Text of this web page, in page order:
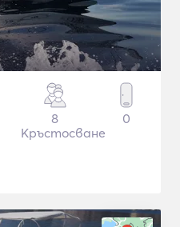
8
Кръстосване
0